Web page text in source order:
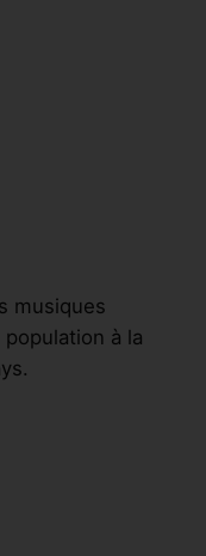
musiques
à la